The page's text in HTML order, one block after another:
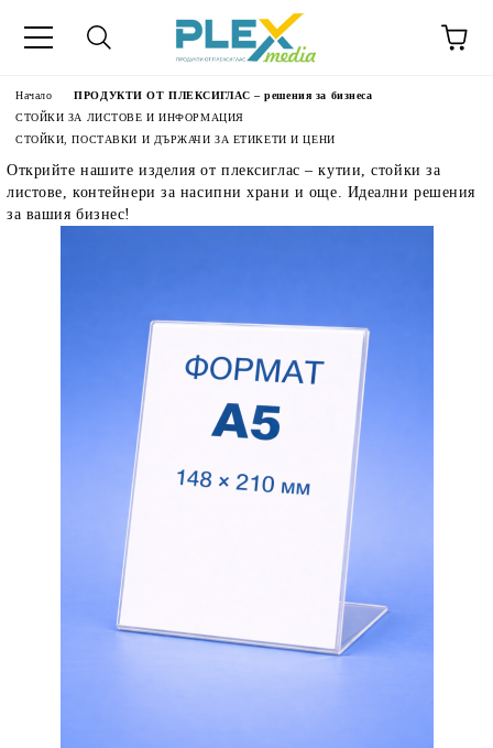
Начало
ПРОДУКТИ ОТ ПЛЕКСИГЛАС – решения за бизнеса
СТОЙКИ ЗА ЛИСТОВЕ И ИНФОРМАЦИЯ
СТОЙКИ, ПОСТАВКИ И ДЪРЖАЧИ ЗА ЕТИКЕТИ И ЦЕНИ
Открийте нашите изделия от плексиглас – кутии, стойки за
листове, контейнери за насипни храни и още. Идеални решения
за вашия бизнес!